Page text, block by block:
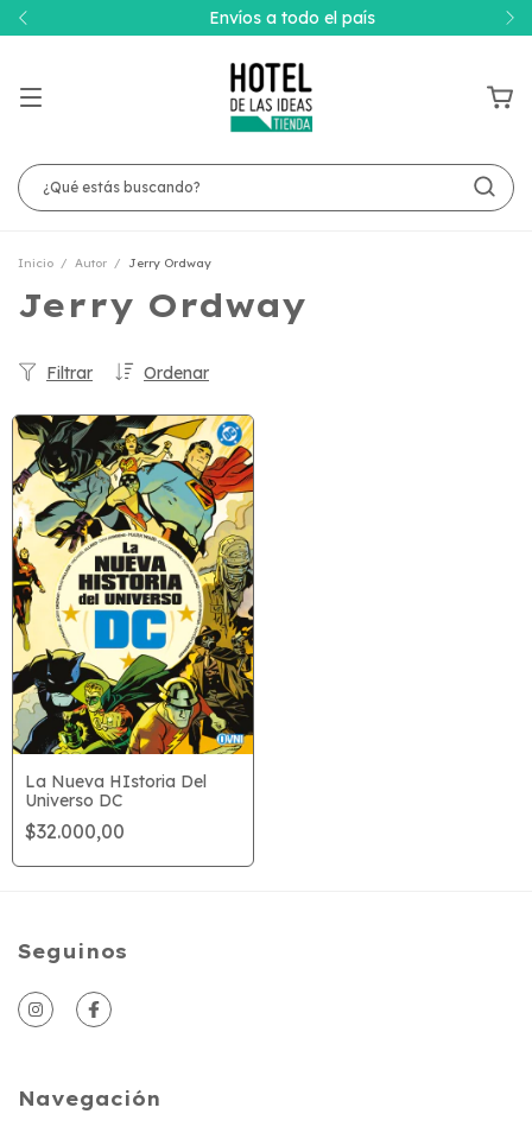
Envíos a todo el país
Inicio / Autor / Jerry Ordway
Jerry Ordway
Ordenar
Filtrar
La Nueva HIstoria Del
Universo DC
$32.000,00
Seguinos
Navegación